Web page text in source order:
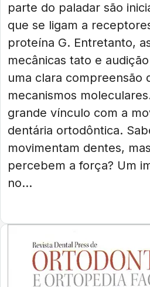
parte do paladar são
que se ligam a
proteína G. Entretanto,
mecânicas tato e
uma clara compreensão
mecanismos
grande vínculo com a
dentária ortodôntica.
movimentam dentes,
percebem a força? Um
no...